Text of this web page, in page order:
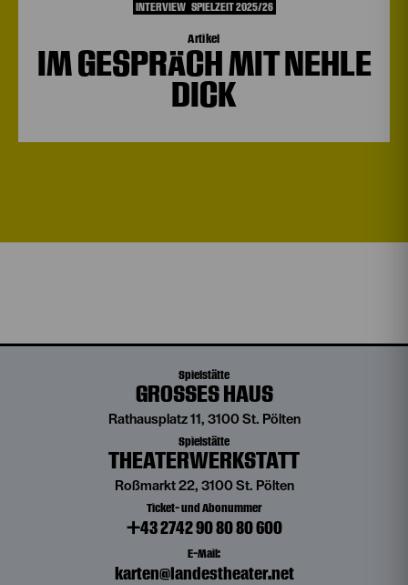
Artikel
IM GESPRÄCH MIT NEHLE
DICK
INTERVIEW SPIELZEIT 2025/26
Spielstätte
GROSSES HAUS
Rathausplatz 11, 3100 St. Pölten
Spielstätte
THEATERWERKSTATT
Roßmarkt 22, 3100 St. Pölten
Ticket- und Abonummer
+43 2742 90 80 80 600
E-Mail:
karten@landestheater.net